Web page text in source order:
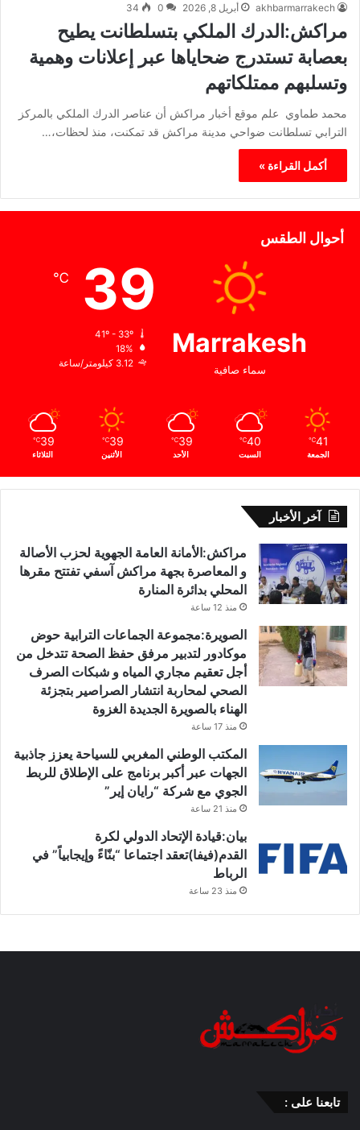
akhbarmarrakech أبريل 8, 2026 0
34
مراكش:الدرك الملكي بتسلطانت يطيح
بعصابة تستدرج ضحاياها عبر إعلانات وهمية
وتسلبهم ممتلكاتهم
محمد طماوي علم موقع أخبار مراكش أن عناصر الدرك الملكي بالمركز
الترابي تسلطانت ضواحي مدينة مراكش قد تمكنت، منذ لحظات،…
أكمل القراءة »
أحوال الطقس
Marrakesh
سماء صافية
39
℃
18%
3.12 كيلومتر/ساعة
41
℃
الجمعة
40
℃
السبت
39
℃
الأحد
39
℃
الأثنين
39
℃
الثلاثاء
آخر الأخبار
مراكش:الأمانة العامة الجهوية لحزب الأصالة
و المعاصرة بجهة مراكش آسفي تفتتح مقرها
المحلي بدائرة المنارة
منذ 12 ساعة
الصويرة:مجموعة الجماعات الترابية حوض
موكادور لتدبير مرفق حفظ الصحة تتدخل من
أجل تعقيم مجاري المياه و شبكات الصرف
الصحي لمحاربة انتشار الصراصير بتجزئة
الهناء بالصويرة الجديدة الغزوة
منذ 17 ساعة
المكتب الوطني المغربي للسياحة يعزز جاذبية
الجهات عبر أكبر برنامج على الإطلاق للربط
الجوي مع شركة “رايان إير”
منذ 21 ساعة
بيان:قيادة الإتحاد الدولي لكرة
القدم(فيفا)تعقد اجتماعا “بنّاءً وإيجابياً” في
الرباط
منذ 23 ساعة
تابعنا على :